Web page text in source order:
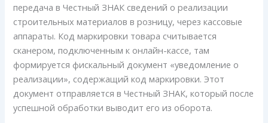
передача в Честный ЗНАК сведений о реализации
строительных материалов в розницу, через кассовые
аппараты. Код маркировки товара считывается
сканером, подключенным к онлайн-кассе, там
формируется фискальный документ «уведомление о
реализации», содержащий код маркировки. Этот
документ отправляется в Честный ЗНАК, который после
успешной обработки выводит его из оборота.